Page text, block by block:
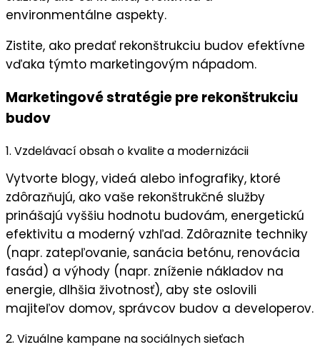
environmentálne aspekty.
Zistite, ako predať rekonštrukciu budov efektívne
vďaka týmto marketingovým nápadom.
Marketingové stratégie pre rekonštrukciu
budov
1. Vzdelávací obsah o kvalite a modernizácii
Vytvorte blogy, videá alebo infografiky, ktoré
zdôrazňujú, ako vaše rekonštrukčné služby
prinášajú vyššiu hodnotu budovám, energetickú
efektivitu a moderný vzhľad. Zdôraznite techniky
(napr. zatepľovanie, sanácia betónu, renovácia
fasád) a výhody (napr. zníženie nákladov na
energie, dlhšia životnosť), aby ste oslovili
majiteľov domov, správcov budov a developerov.
2. Vizuálne kampane na sociálnych sieťach